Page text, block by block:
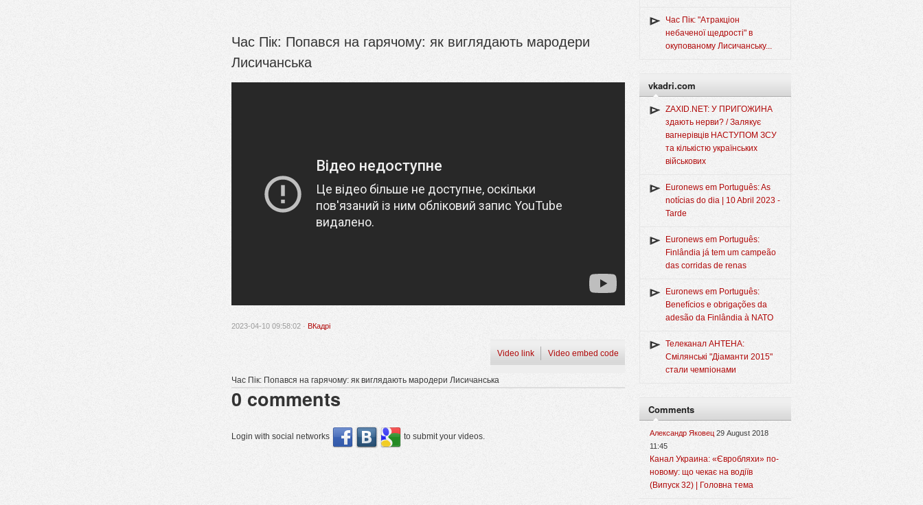
Час Пік: Попався на гарячому: як виглядають мародери
Лисичанська
2023-04-10 09:58:02 · ВКадрі
Video link Video embed code
Час Пік: Попався на гарячому: як виглядають мародери Лисичанська
0 comments
Login with social networks to submit your videos.
Час Пік: "Атракціон
небаченої щедрості" в
окупованому Лисичанську...
vkadri.com
ZAXID.NET: У ПРИГОЖИНА
здають нерви? / Залякує
вагнерівців НАСТУПОМ ЗСУ
та кількістю українських
військових
Euronews em Português: As
notícias do dia | 10 Abril 2023 -
Tarde
Euronews em Português:
Finlândia já tem um campeão
das corridas de renas
Euronews em Português:
Benefícios e obrigações da
adesão da Finlândia à NATO
Телеканал АНТЕНА:
Смілянські "Діаманти 2015"
стали чемпіонами
Comments
Александр Яковец 29 August 2018
11:45
Канал Украина: «Євробляхи» по-
новому: що чекає на водіїв
(Випуск 32) | Головна тема